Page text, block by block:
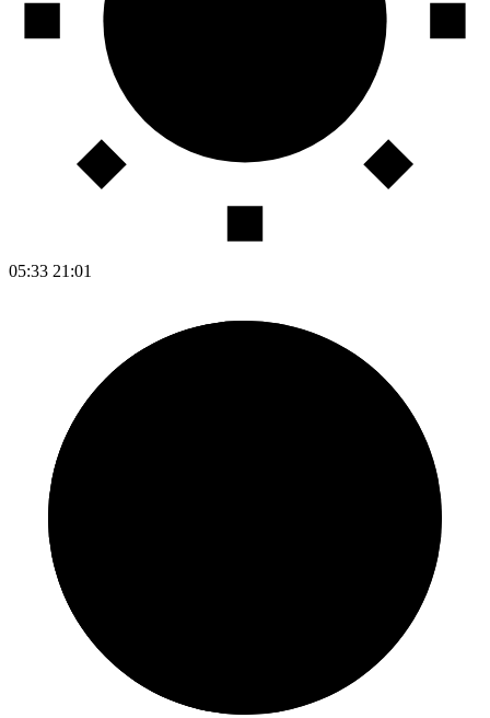
05:33 21:01